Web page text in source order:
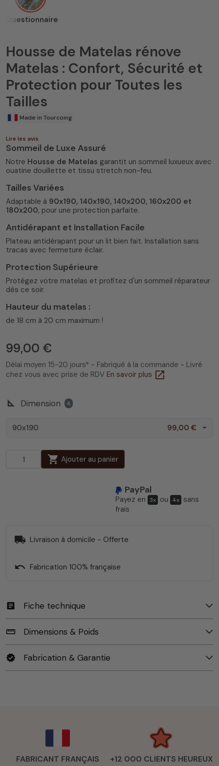
Questionnaire
Housse de Matelas rénove
Matelas : Confort, Sécurité et
Protection pour Toutes les
Tailles
Made in Tourcoing
Lire les avis
Sommeil de Luxe Assuré
Notre Housse de Matelas garantit un sommeil luxueux avec
ouatine douillette et tissu stretch non-feu.
Tailles Variées
Adaptable à 90x190, 140x190, 140x200, 160x200 et
180x200, pour une protection parfaite.
Antidérapant et Installation Facile
Plateau antidérapant pour un lit bien fait. Installation sans
tracas avec fermeture éclair.
Protection Supérieure
Protégez votre matelas et profitez d'un sommeil réparateur
dès ce soir.
Hauteur du matelas :
de 18 cm à 20 cm maximum !
99,00 €
Délai moyen 15-20 jours* - Fabriqué à la commande - Livré
chez vous avec prise de RDV En savoir plus open_in_new
square_foot Dimension 4
90x190 99,00 €
shopping_cart Ajouter au panier
PayPal
Payez en 3x ou 4x sans
frais
local_shipping Livraison à domicile - Offerte
undo Fabrication 100% française
article Fiche technique
straighten Dimensions & Poids
verified Fabrication & Garantie
FABRICANT FRANÇAIS +12 000 CLIENTS HEUREUX